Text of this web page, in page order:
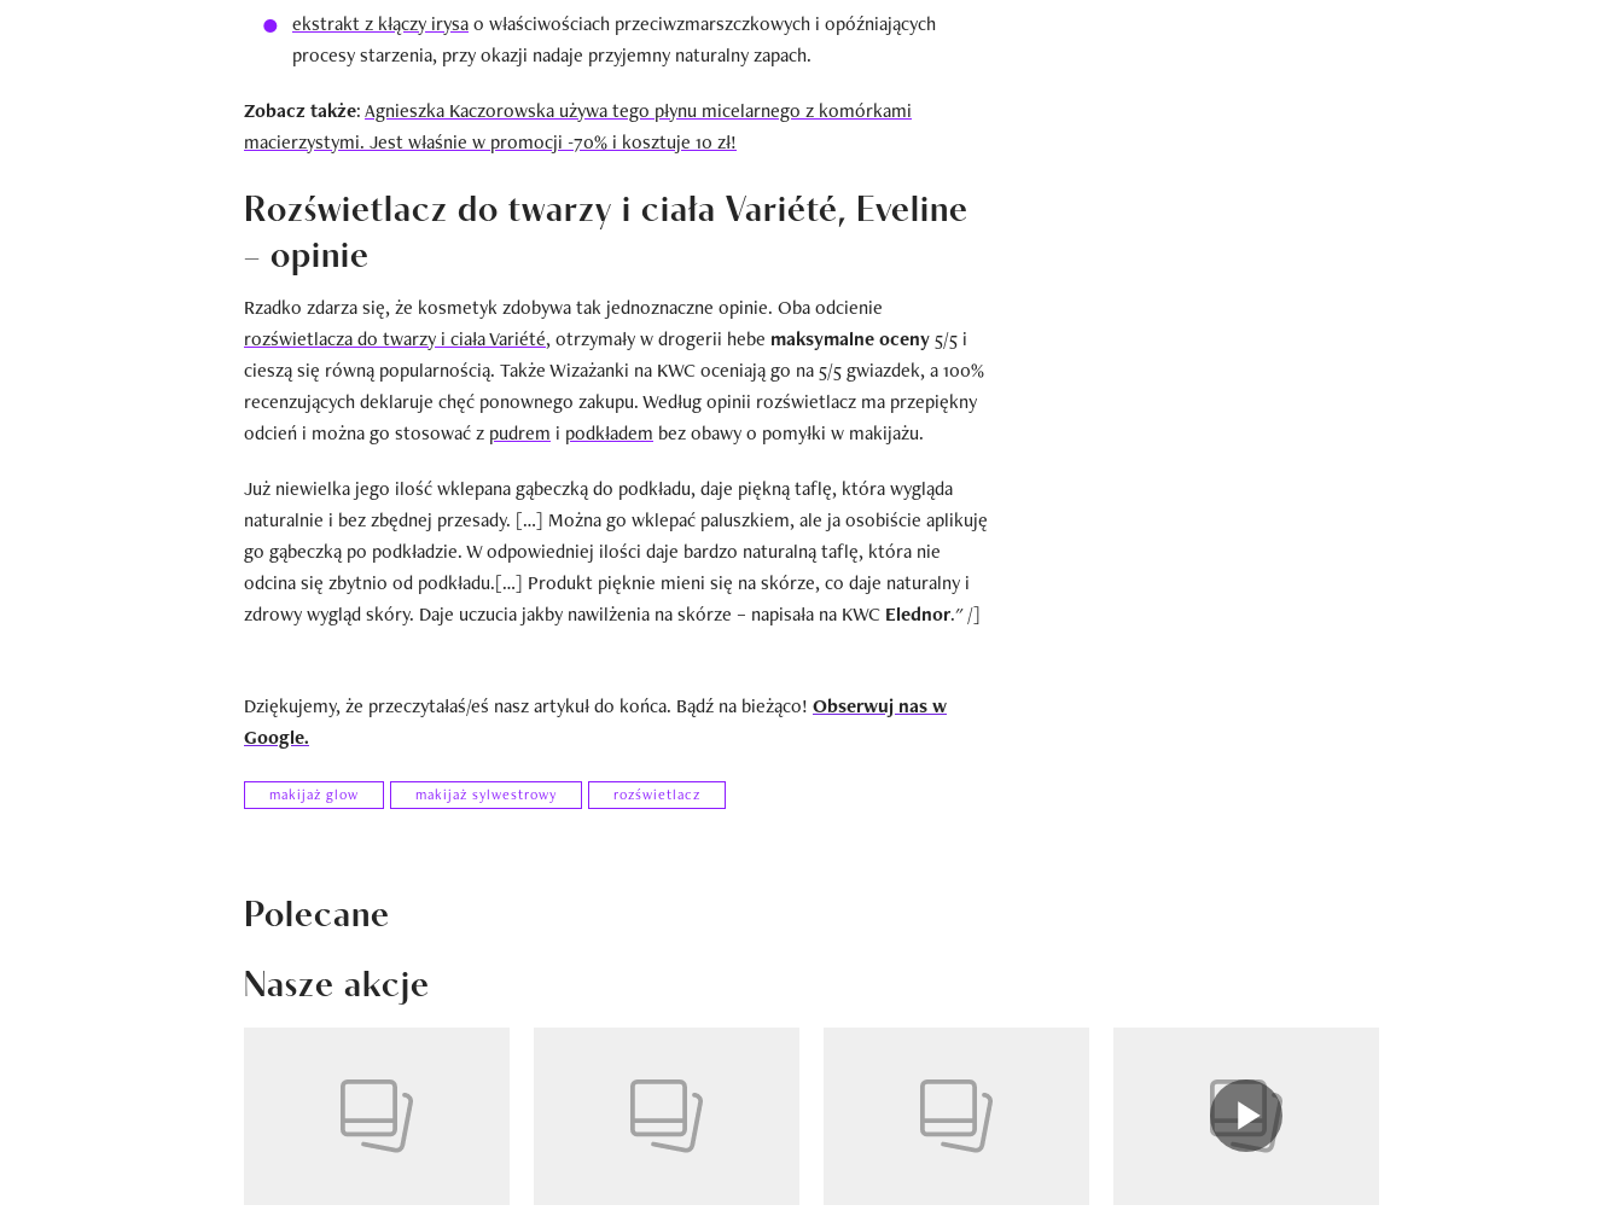
ekstrakt z kłączy irysao właściwościach przeciwzmarszczkowych i opóźniających
procesy starzenia, przy okazji nadaje przyjemny naturalny zapach.
Zobacz także:Agnieszka Kaczorowska używa tego płynu micelarnego z komórkami
macierzystymi. Jest właśnie w promocji -70% i kosztuje 10 zł!
Rozświetlacz do twarzy i ciała Variété, Eveline
– opinie
Rzadko zdarza się, że kosmetyk zdobywa tak jednoznaczne opinie. Oba odcienie
rozświetlacza do twarzy i ciała Variété, otrzymały w drogerii hebe maksymalne oceny5/5 i
cieszą się równą popularnością. Także Wizażanki na KWC oceniają go na 5/5 gwiazdek, a 100%
recenzujących deklaruje chęć ponownego zakupu. Według opinii rozświetlacz ma przepiękny
odcień i można go stosować z pudrem i podkładem bez obawy o pomyłki w makijażu.
Już niewielka jego ilość wklepana gąbeczką do podkładu, daje piękną taflę, która wygląda
naturalnie i bez zbędnej przesady. […] Można go wklepać paluszkiem, ale ja osobiście aplikuję
go gąbeczką po podkładzie. W odpowiedniej ilości daje bardzo naturalną taflę, która nie
odcina się zbytnio od podkładu.[…] Produkt pięknie mieni się na skórze, co daje naturalny i
zdrowy wygląd skóry. Daje uczucia jakby nawilżenia na skórze – napisała na KWC Elednor." /]
Dziękujemy, że przeczytałaś/eś nasz artykuł do końca. Bądź na bieżąco! Obserwuj nas w
Google.
makijaż glow makijaż sylwestrowy rozświetlacz
Polecane
Nasze akcje